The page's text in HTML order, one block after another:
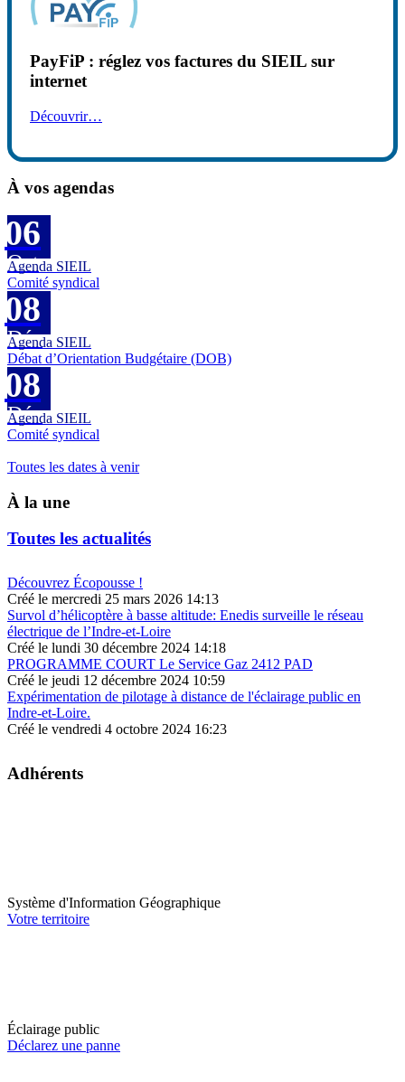
PayFiP : réglez vos factures du SIEIL sur
internet
Découvrir…
À vos agendas
06
Oct
2026
Agenda SIEIL
Comité syndical
08
Déc
2026
Agenda SIEIL
Débat d’Orientation Budgétaire (DOB)
08
Déc
2026
Agenda SIEIL
Comité syndical
Toutes les dates à venir
À la une
Toutes les actualités
Découvrez Écopousse !
Créé le mercredi 25 mars 2026 14:13
Survol d’hélicoptère à basse altitude: Enedis surveille le réseau
électrique de l’Indre-et-Loire
Créé le lundi 30 décembre 2024 14:18
PROGRAMME COURT Le Service Gaz 2412 PAD
Créé le jeudi 12 décembre 2024 10:59
Expérimentation de pilotage à distance de l'éclairage public en
Indre-et-Loire.
Créé le vendredi 4 octobre 2024 16:23
Adhérents
Système d'Information Géographique
Votre territoire
Éclairage public
Déclarez une panne